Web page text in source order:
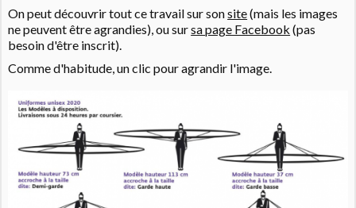
On peut découvrir tout ce travail sur sonsite(mais les images
ne peuvent être agrandies), ou sursa page Facebook (pas
besoin d'être inscrit).
Comme d'habitude, un clic pour agrandir l'image.